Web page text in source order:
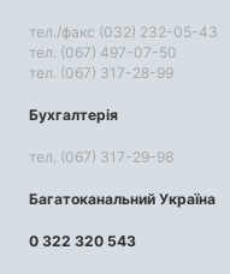
тел./факс (032) 232-05-43
тел. (067) 497-07-50
тел. (067) 317-28-99
Бухгалтерія
тел. (067) 317-29-98
Багатоканальний Україна
0 322 320 543